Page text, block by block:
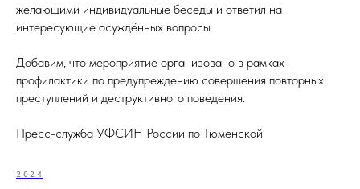
желающими индивидуальные беседы и ответил на
интересующие осуждённых вопросы.
Добавим, что мероприятие организовано в рамках
профилактики по предупреждению совершения повторных
преступлений и деструктивного поведения.
Пресс-служба УФСИН России по Тюменской
2024